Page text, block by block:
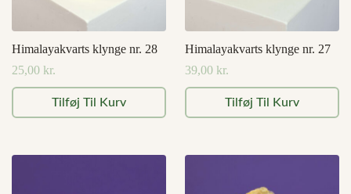
Himalayakvarts klynge nr. 28
25,00 kr.
Tilføj Til Kurv
Himalayakvarts klynge nr. 27
39,00 kr.
Tilføj Til Kurv